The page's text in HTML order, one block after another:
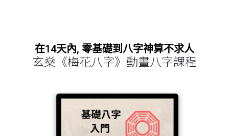
在14天內, 零基礎到八字神算不求人
玄燊《梅花八字》動畫八字課程